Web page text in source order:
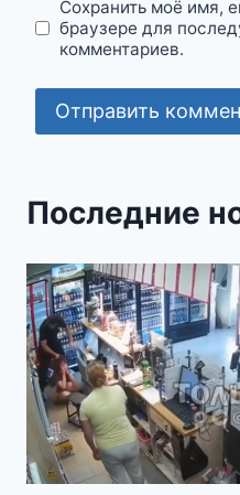
Сохранить моё имя,
браузере для
комментариев.
Последние